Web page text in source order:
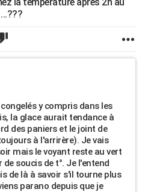
y compris dans les
la glace aurait tendance à
des paniers et le joint de
à l'arrirère). Je vais
mais le voyant reste au vert
soucis de t°. Je l'entend
de là à savoir s'il tourne plus
parano depuis que je